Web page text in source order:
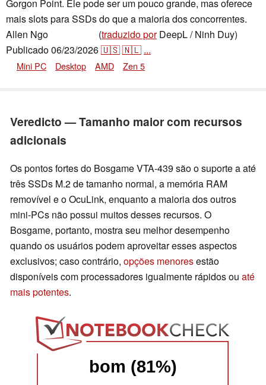
Gorgon Point. Ele pode ser um pouco grande, mas oferece
mais slots para SSDs do que a maioria dos concorrentes.
Allen Ngo
(traduzido porDeepL / Ninh Duy)
Publicado06/23/2026🇺🇸🇳🇱 ...
Mini PC Desktop AMD Zen 5
Veredicto — Tamanho maior com recursos
adicionais
Os pontos fortes do Bosgame VTA-439 são o suporte a até
três SSDs M.2 de tamanho normal, a memória RAM
removível e o OcuLink, enquanto a maioria dos outros
mini-PCs não possui muitos desses recursos. O
Bosgame, portanto, mostra seu melhor desempenho
quando os usuários podem aproveitar esses aspectos
exclusivos; caso contrário, opções menoresestão
disponíveis com processadores igualmente rápidos ou até
mais potentes.
bom (81%)